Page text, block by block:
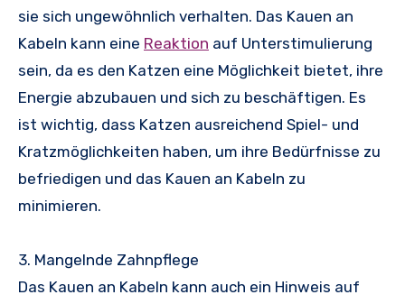
sie sich ungewöhnlich verhalten. Das Kauen an
Kabeln kann eine Reaktion auf Unterstimulierung
sein, da es den Katzen eine Möglichkeit bietet, ihre
Energie abzubauen und sich zu beschäftigen. Es
ist wichtig, dass Katzen ausreichend Spiel- und
Kratzmöglichkeiten haben, um ihre Bedürfnisse zu
befriedigen und das Kauen an Kabeln zu
minimieren.
3. Mangelnde Zahnpflege
Das Kauen an Kabeln kann auch ein Hinweis auf